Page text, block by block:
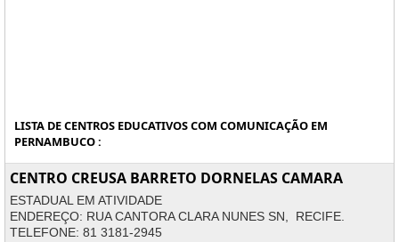
LISTA DE CENTROS EDUCATIVOS COM COMUNICAÇÃO EM
PERNAMBUCO :
CENTRO CREUSA BARRETO DORNELAS CAMARA
ESTADUAL EM ATIVIDADE
ENDEREÇO: RUA CANTORA CLARA NUNES SN, RECIFE.
TELEFONE: 81 3181-2945